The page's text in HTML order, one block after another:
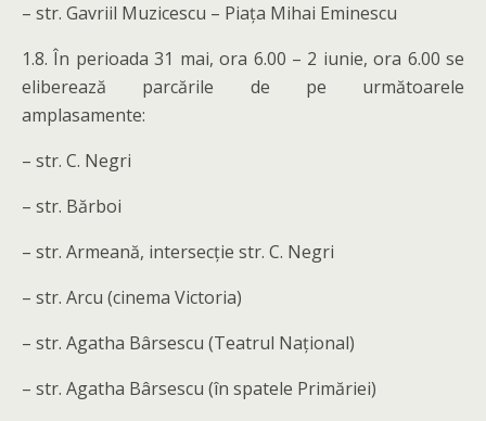
– str. Gavriil Muzicescu – Piața Mihai Eminescu
1.8. În perioada 31 mai, ora 6.00 – 2 iunie, ora 6.00 se
eliberează parcările de pe următoarele
amplasamente:
– str. C. Negri
– str. Bărboi
– str. Armeană, intersecție str. C. Negri
– str. Arcu (cinema Victoria)
– str. Agatha Bârsescu (Teatrul Național)
– str. Agatha Bârsescu (în spatele Primăriei)